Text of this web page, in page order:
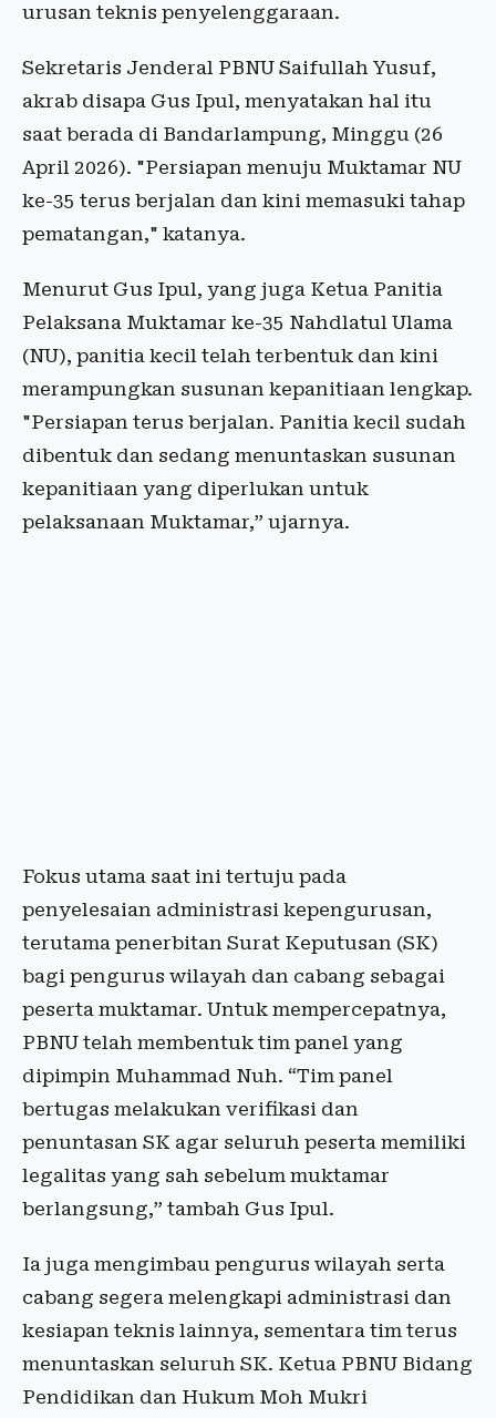
urusan teknis penyelenggaraan.
Sekretaris Jenderal PBNU Saifullah Yusuf,
akrab disapa Gus Ipul, menyatakan hal itu
saat berada di Bandarlampung, Minggu (26
April 2026). "Persiapan menuju Muktamar NU
ke-35 terus berjalan dan kini memasuki tahap
pematangan," katanya.
Menurut Gus Ipul, yang juga Ketua Panitia
Pelaksana Muktamar ke-35 Nahdlatul Ulama
(NU), panitia kecil telah terbentuk dan kini
merampungkan susunan kepanitiaan lengkap.
"Persiapan terus berjalan. Panitia kecil sudah
dibentuk dan sedang menuntaskan susunan
kepanitiaan yang diperlukan untuk
pelaksanaan Muktamar,” ujarnya.
Fokus utama saat ini tertuju pada
penyelesaian administrasi kepengurusan,
terutama penerbitan Surat Keputusan (SK)
bagi pengurus wilayah dan cabang sebagai
peserta muktamar. Untuk mempercepatnya,
PBNU telah membentuk tim panel yang
dipimpin Muhammad Nuh. “Tim panel
bertugas melakukan verifikasi dan
penuntasan SK agar seluruh peserta memiliki
legalitas yang sah sebelum muktamar
berlangsung,” tambah Gus Ipul.
Ia juga mengimbau pengurus wilayah serta
cabang segera melengkapi administrasi dan
kesiapan teknis lainnya, sementara tim terus
menuntaskan seluruh SK. Ketua PBNU Bidang
Pendidikan dan Hukum Moh Mukri